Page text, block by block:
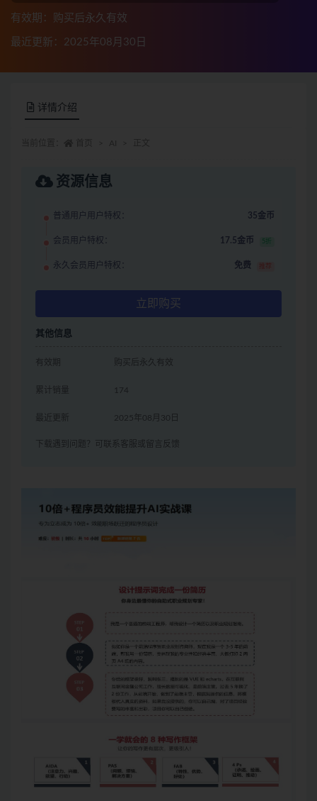
有效期：购买后永久有效
最近更新：2025年08月30日
详情介绍
资源信息
普通用户用户特权： 35金币
会员用户特权： 17.5金币 5折
永久会员用户特权： 免费 推荐
立即购买
其他信息
有效期 购买后永久有效
累计销量 174
最近更新 2025年08月30日
下载遇到问题？可联系客服或留言反馈